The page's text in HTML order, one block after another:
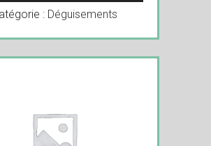
: Déguisements